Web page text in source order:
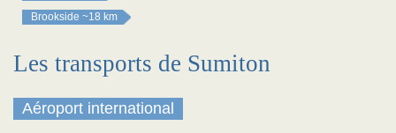
Brookside ~18 km
Les transports de Sumiton
Aéroport international